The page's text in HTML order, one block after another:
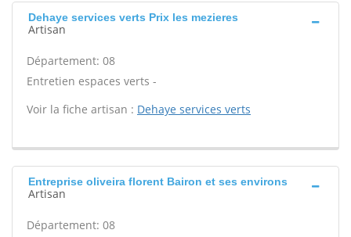
Dehaye services verts Prix les mezieres
Artisan
Département: 08
Entretien espaces verts -
Voir la fiche artisan : Dehaye services verts
Entreprise oliveira florent Bairon et ses environs
Artisan
Département: 08